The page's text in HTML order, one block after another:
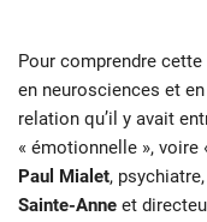
Pour comprendre
en neurosciences et
relation qu’il y avait
« émotionnelle », voire
Paul Mialet,
Sainte-Anne et